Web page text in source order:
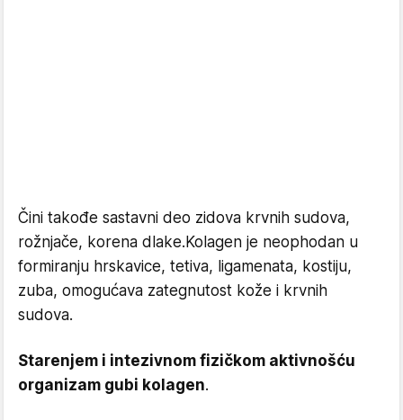
Čini takođe sastavni deo zidova krvnih sudova,
rožnjače, korena dlake.Kolagen je neophodan u
formiranju hrskavice, tetiva, ligamenata, kostiju,
zuba, omogućava zategnutost kože i krvnih
sudova.
Starenjem i intezivnom fizičkom aktivnošću
organizam gubi kolagen.